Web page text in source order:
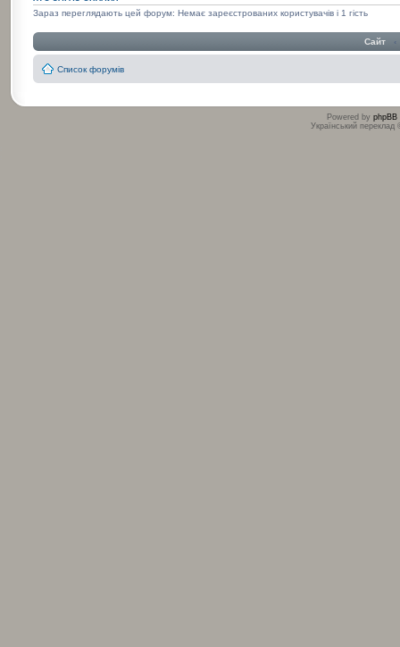
Зараз переглядають цей форум: Немає зареєстрованих користувачів і 1 гість
Сайт ‹
Список форумів
Powered by phpBB
Український